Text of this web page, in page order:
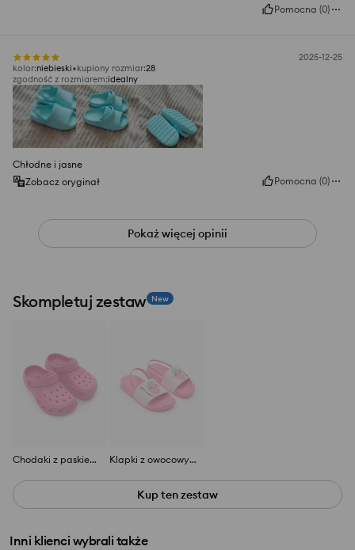
Pomocna (0)
2025-12-25
kolor:niebieski kupiony rozmiar:28
zgodność z rozmiarem:idealny
Chłodne i jasne
Zobacz oryginał
Pomocna (0)
Pokaż więcej opinii
Skompletuj zestaw New
Chodaki z paskiem na pięcie Klapki z owocowym motywem 3d
Kup ten zestaw
Inni klienci wybrali także